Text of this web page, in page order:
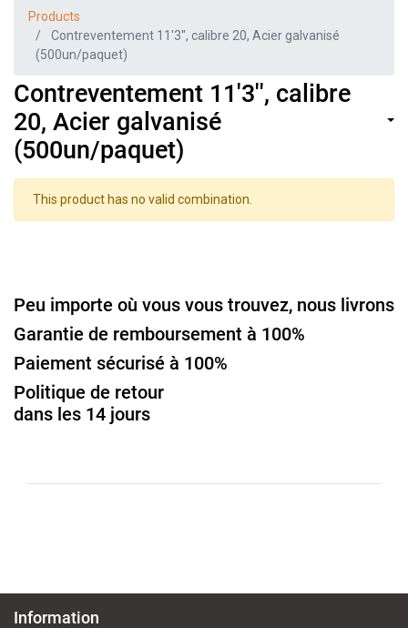
Products
Contreventement 11'3'', calibre 20, Acier galvanisé
(500un/paquet)
Contreventement 11'3'', calibre
20, Acier galvanisé
(500un/paquet)
This product has no valid combination.
Peu importe où vous vous trouvez, nous livrons
Garantie de remboursement à 100%
Paiement sécurisé à 100%
Politique de retour
dans les 14 jours
Information